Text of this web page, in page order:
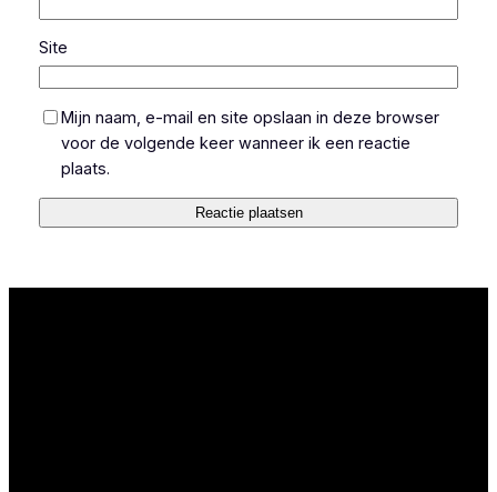
Site
Mijn naam, e-mail en site opslaan in deze browser
voor de volgende keer wanneer ik een reactie
plaats.